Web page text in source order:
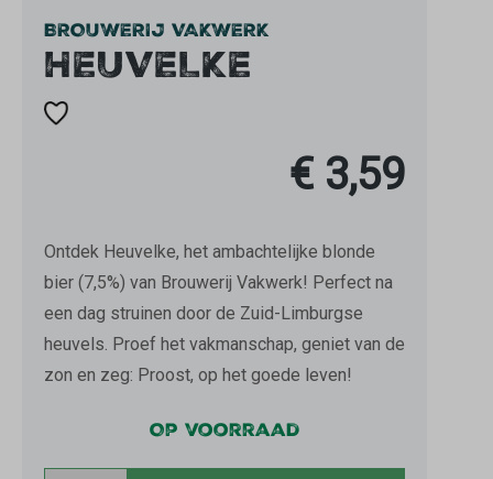
BROUWERIJ VAKWERK
HEUVELKE
€ 3,59
Ontdek Heuvelke, het ambachtelijke blonde
bier (7,5%) van Brouwerij Vakwerk! Perfect na
een dag struinen door de Zuid-Limburgse
heuvels. Proef het vakmanschap, geniet van de
zon en zeg: Proost, op het goede leven!
Op voorraad